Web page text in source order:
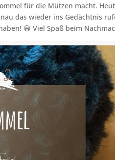
für die Mützen macht.
das wieder ins Gedächtnis
😀 Viel Spaß beim